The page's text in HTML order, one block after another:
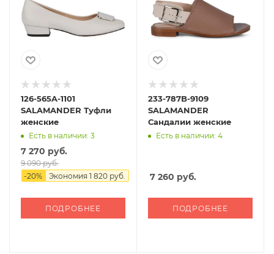
126-565A-1101
SALAMANDER Туфли
женские
Есть в наличии: 3
7 270 руб.
9 090 руб.
-20% Экономия 1 820 руб.
ПОДРОБНЕЕ
233-787B-9109
SALAMANDER
Сандалии женские
Есть в наличии: 4
7 260 руб.
ПОДРОБНЕЕ